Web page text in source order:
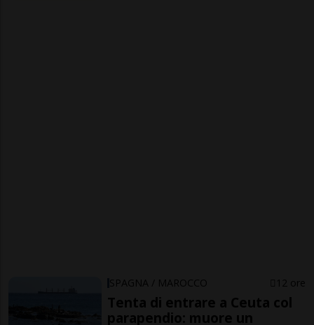
SPAGNA / MAROCCO 12 ore
Tenta di entrare a Ceuta col
parapendio: muore un